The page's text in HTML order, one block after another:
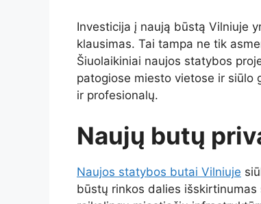
Investicija į naują būstą Vilniuje
klausimas. Tai tampa ne tik
Šiuolaikiniai naujos statybos
patogiose miesto vietose ir siūlo
ir profesionalų.
Naujų butų
Naujos statybos butai Vilniuje
būstų rinkos dalies